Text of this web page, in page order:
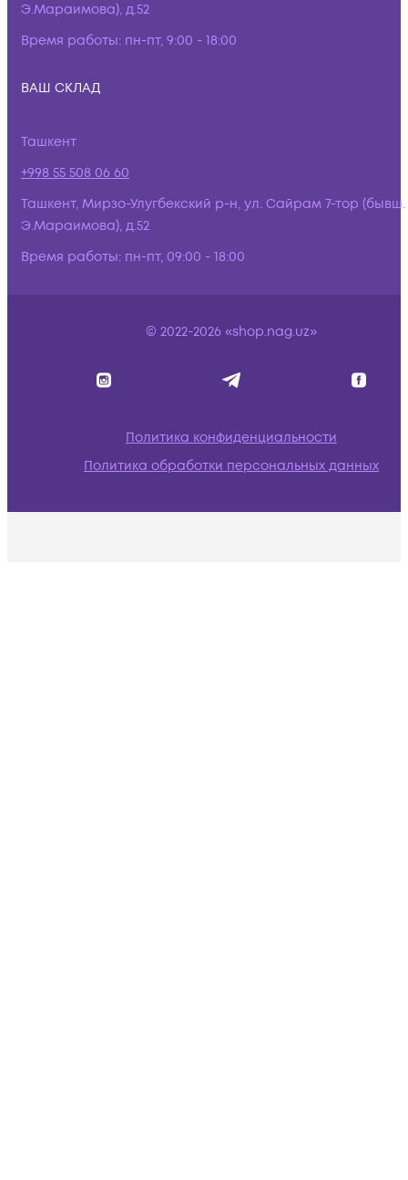
Э.Мараимова), д.52
Время работы: пн-пт, 9:00 - 18:00
ВАШ СКЛАД
Ташкент
+998 55 508 06 60
Ташкент, Мирзо-Улугбекский р-н, ул. Сайрам 7-тор (бывш.
Э.Мараимова), д.52
Время работы: пн-пт, 09:00 - 18:00
© 2022-2026 «shop.nag.uz»
Политика конфиденциальности
Политика обработки персональных данных